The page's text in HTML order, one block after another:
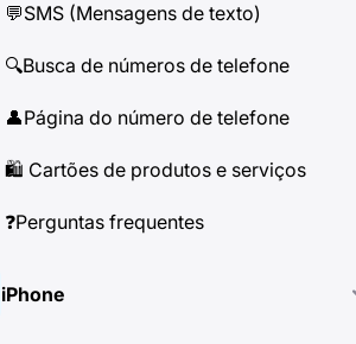
💬SMS (Mensagens de texto)
🔍Busca de números de telefone
👤Página do número de telefone
🛍 ️ Cartões de produtos e serviços
❓Perguntas frequentes
iPhone